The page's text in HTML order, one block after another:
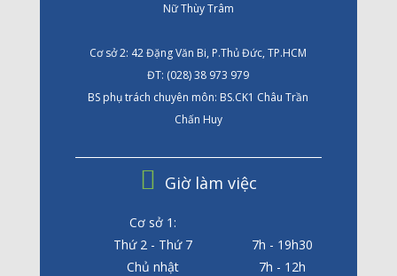
Nữ Thùy Trâm
Cơ sở 2: 42 Đặng Văn Bi, P.Thủ Đức, TP.HCM
ĐT: (028) 38 973 979
BS phụ trách chuyên môn: BS.CK1 Châu Trần
Chấn Huy
Giờ làm việc
Cơ sở 1:
Thứ 2 - Thứ 7
7h - 19h30
Chủ nhật
7h - 12h